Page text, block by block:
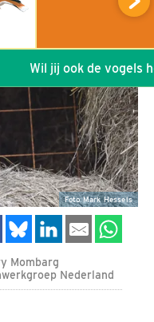
Wil jij ook de vogels
Foto Mark Hessels
Mombarg
Nederland